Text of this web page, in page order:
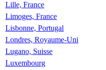
Lille, France
Limoges, France
Lisbonne, Portugal
Londres, Royaume-Uni
Lugano, Suisse
Luxembourg